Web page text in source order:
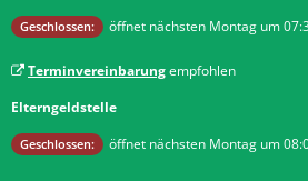
Klicken, um weitere Öffnungs- oder
Geschlossen: öffnet nächsten Montag um
Terminvereinbarungempfohlen
Elterngeldstelle
Klicken, um weitere Öffnungs- oder
Geschlossen: öffnet nächsten Montag um